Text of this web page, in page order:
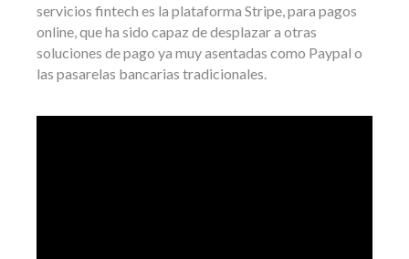
servicios fintech es la plataforma Stripe, para pagos
online, que ha sido capaz de desplazar a otras
soluciones de pago ya muy asentadas como Paypal o
las pasarelas bancarias tradicionales.